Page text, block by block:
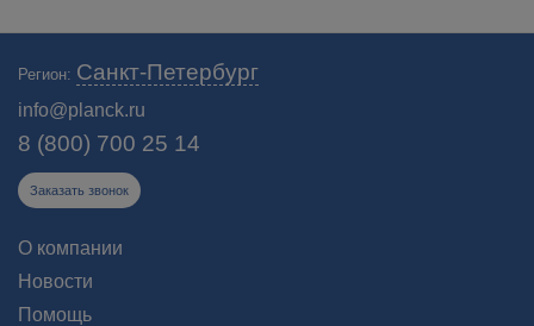
Регион: Санкт-Петербург
info@planck.ru
8 (800) 700 25 14
Заказать звонок
О компании
Новости
Помощь